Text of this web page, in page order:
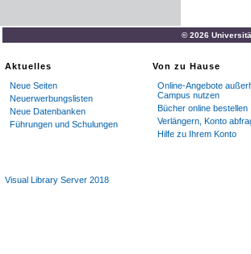
© 2026
Aktuelles
Neue Seiten
Neuerwerbungslisten
Neue Datenbanken
Führungen und Schulungen
Von zu Hause
Online-Angebote
Campus nutzen
Bücher online bestellen
Verlängern, Konto
Hilfe zu Ihrem Konto
Visual Library Server 2018